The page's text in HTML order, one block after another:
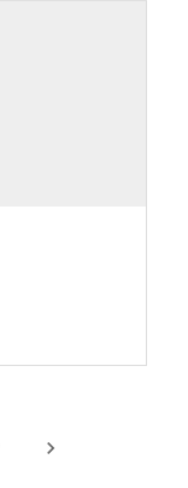
keyboard_arrow_right